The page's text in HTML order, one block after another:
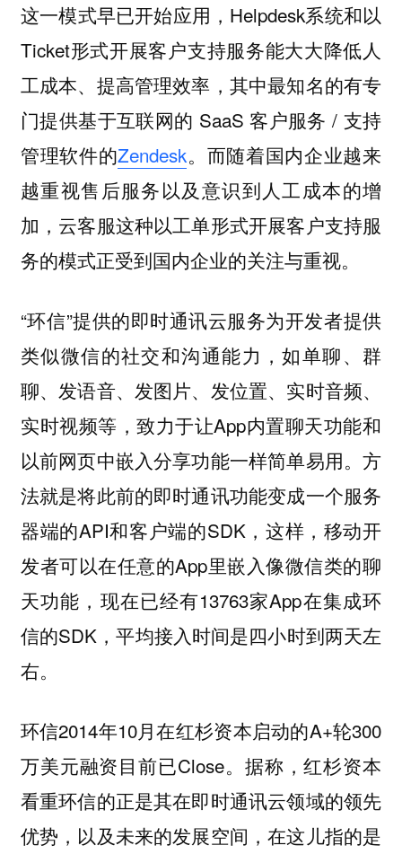
这一模式早已开始应用，Helpdesk系统和以
Ticket形式开展客户支持服务能大大降低人
工成本、提高管理效率，其中最知名的有专
门提供基于互联网的 SaaS 客户服务 / 支持
管理软件的Zendesk。而随着国内企业越来
越重视售后服务以及意识到人工成本的增
加，云客服这种以工单形式开展客户支持服
务的模式正受到国内企业的关注与重视。
“环信”提供的即时通讯云服务为开发者提供
类似微信的社交和沟通能力，如单聊、群
聊、发语音、发图片、发位置、实时音频、
实时视频等，致力于让App内置聊天功能和
以前网页中嵌入分享功能一样简单易用。方
法就是将此前的即时通讯功能变成一个服务
器端的API和客户端的SDK，这样，移动开
发者可以在任意的App里嵌入像微信类的聊
天功能，现在已经有13763家App在集成环
信的SDK，平均接入时间是四小时到两天左
右。
环信2014年10月在红杉资本启动的A+轮300
万美元融资目前已Close。据称，红杉资本
看重环信的正是其在即时通讯云领域的领先
优势，以及未来的发展空间，在这儿指的是